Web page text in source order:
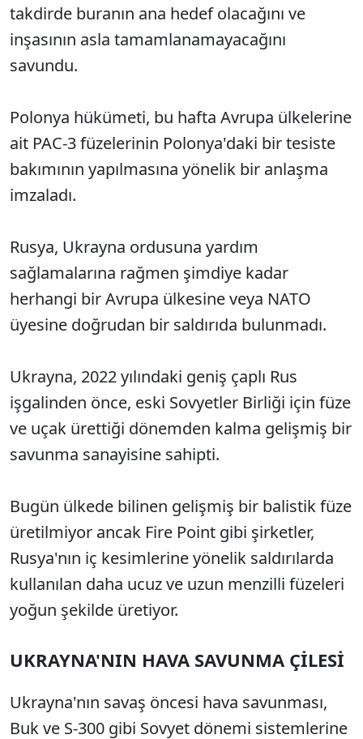
takdirde buranın ana hedef olacağını ve
inşasının asla tamamlanamayacağını
savundu.
Polonya hükümeti, bu hafta Avrupa ülkelerine
ait PAC-3 füzelerinin Polonya'daki bir tesiste
bakımının yapılmasına yönelik bir anlaşma
imzaladı.
Rusya, Ukrayna ordusuna yardım
sağlamalarına rağmen şimdiye kadar
herhangi bir Avrupa ülkesine veya NATO
üyesine doğrudan bir saldırıda bulunmadı.
Ukrayna, 2022 yılındaki geniş çaplı Rus
işgalinden önce, eski Sovyetler Birliği için füze
ve uçak ürettiği dönemden kalma gelişmiş bir
savunma sanayisine sahipti.
Bugün ülkede bilinen gelişmiş bir balistik füze
üretilmiyor ancak Fire Point gibi şirketler,
Rusya'nın iç kesimlerine yönelik saldırılarda
kullanılan daha ucuz ve uzun menzilli füzeleri
yoğun şekilde üretiyor.
UKRAYNA'NIN HAVA SAVUNMA ÇİLESİ
Ukrayna'nın savaş öncesi hava savunması,
Buk ve S-300 gibi Sovyet dönemi sistemlerine